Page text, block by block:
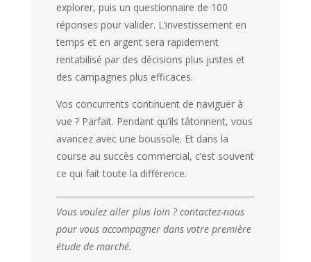
explorer, puis un questionnaire de 100
réponses pour valider. L’investissement en
temps et en argent sera rapidement
rentabilisé par des décisions plus justes et
des campagnes plus efficaces.
Vos concurrents continuent de naviguer à
vue ? Parfait. Pendant qu’ils tâtonnent, vous
avancez avec une boussole. Et dans la
course au succès commercial, c’est souvent
ce qui fait toute la différence.
Vous voulez aller plus loin ? contactez-nous
pour vous accompagner dans votre première
étude de marché.